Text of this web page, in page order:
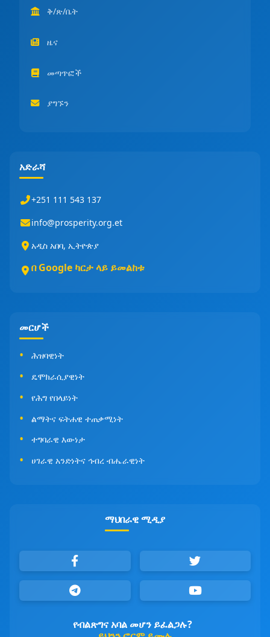
ቅ/ጽ/ቤት
ዜና
መጣጥፎች
ያግኙን
አድራሻ
+251 111 543 137
info@prosperity.org.et
አዲስ አበባ, ኢትዮጵያ
በ Google ካርታ ላይ ይመልከቱ
መርሆች
ሕዝባዊነት
ዴሞክራሲያዊነት
የሕግ የበላይነት
ልማትና ፍትሐዊ ተጠቃሚነት
ተግባራዊ እውነታ
ሀገራዊ አንድነትና ኅብረ ብሔራዊነት
ማህበራዊ ሚዲያ
የብልጽግና አባል መሆን ይፈልጋሉ?